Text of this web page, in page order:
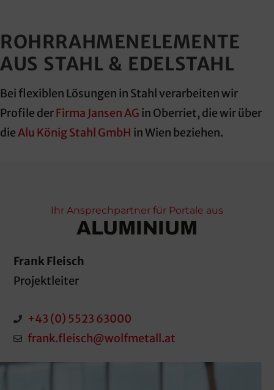
ROHRRAHMENELEMENTE
AUS STAHL & EDELSTAHL
Bei flexiblen Lösungen in Stahl verarbeiten wir
Profile derFirma Jansen AG in Oberriet, die wir über
dieAlu König Stahl GmbH in Wien beziehen.
Ihr Ansprechpartner für Portale aus
ALUMINIUM
Frank Fleisch
Projektleiter
+43 (0) 5523 63000
frank.fleisch@wolfmetall.at